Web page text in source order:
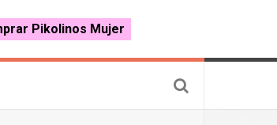
Pikolinos Mujer